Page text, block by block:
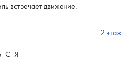
2 этаж
встречает движение.